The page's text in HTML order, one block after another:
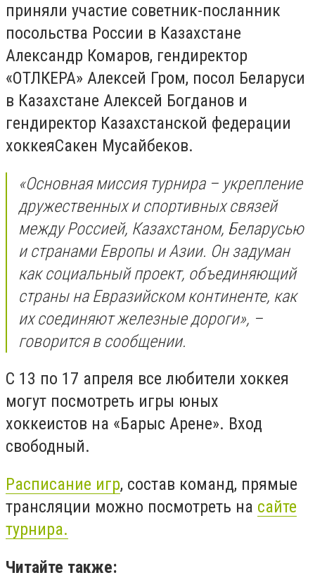
приняли участие советник-посланник
посольства России в Казахстане
Александр Комаров, гендиректор
«ОТЛКЕРА» Алексей Гром, посол Беларуси
в Казахстане Алексей Богданов и
гендиректор Казахстанской федерации
хоккеяСакен Мусайбеков.
«Основная миссия турнира – укрепление
дружественных и спортивных связей
между Россией, Казахстаном, Беларусью
и странами Европы и Азии. Он задуман
как социальный проект, объединяющий
страны на Евразийском континенте, как
их соединяют железные дороги», –
говорится в сообщении.
С 13 по 17 апреля все любители хоккея
могут посмотреть игры юных
хоккеистов на «Барыс Арене». Вход
свободный.
Расписание игр, состав команд, прямые
трансляции можно посмотреть на сайте
турнира.
Читайте также: